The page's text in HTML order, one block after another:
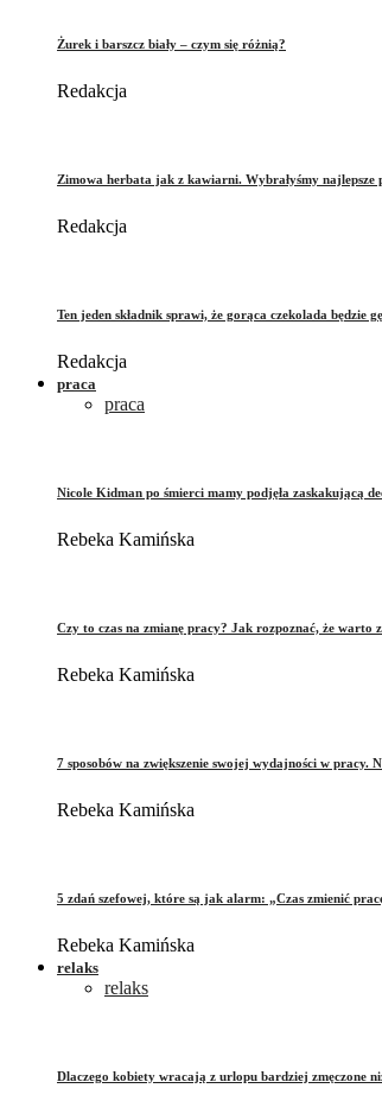
Żurek i barszcz biały – czym się różnią?
Redakcja
Zimowa herbata jak z kawiarni. Wybrałyśmy najlepsze
Redakcja
Ten jeden składnik sprawi, że gorąca czekolada będzie
Redakcja
praca
praca
Nicole Kidman po śmierci mamy podjęła zaskakującą
Rebeka Kamińska
Czy to czas na zmianę pracy? Jak rozpoznać, że warto
Rebeka Kamińska
7 sposobów na zwiększenie swojej wydajności w pracy.
Rebeka Kamińska
5 zdań szefowej, które są jak alarm: „Czas zmienić
Rebeka Kamińska
relaks
relaks
Dlaczego kobiety wracają z urlopu bardziej zmęczone